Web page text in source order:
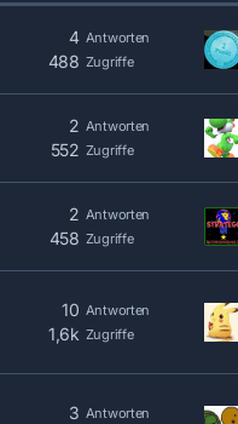
Antworten
4
Zugriffe
488
Antworten
2
Zugriffe
552
Antworten
2
Zugriffe
458
Antworten
10
Zugriffe
1,6k
Antworten
3